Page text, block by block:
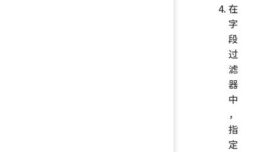
在
字
段
过
滤
器
中
，
指
定